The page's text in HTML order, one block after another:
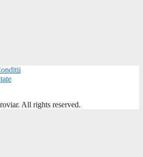
All rights reserved.